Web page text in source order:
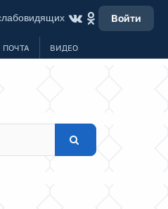
Войти
ПОЧТА ВИДЕО